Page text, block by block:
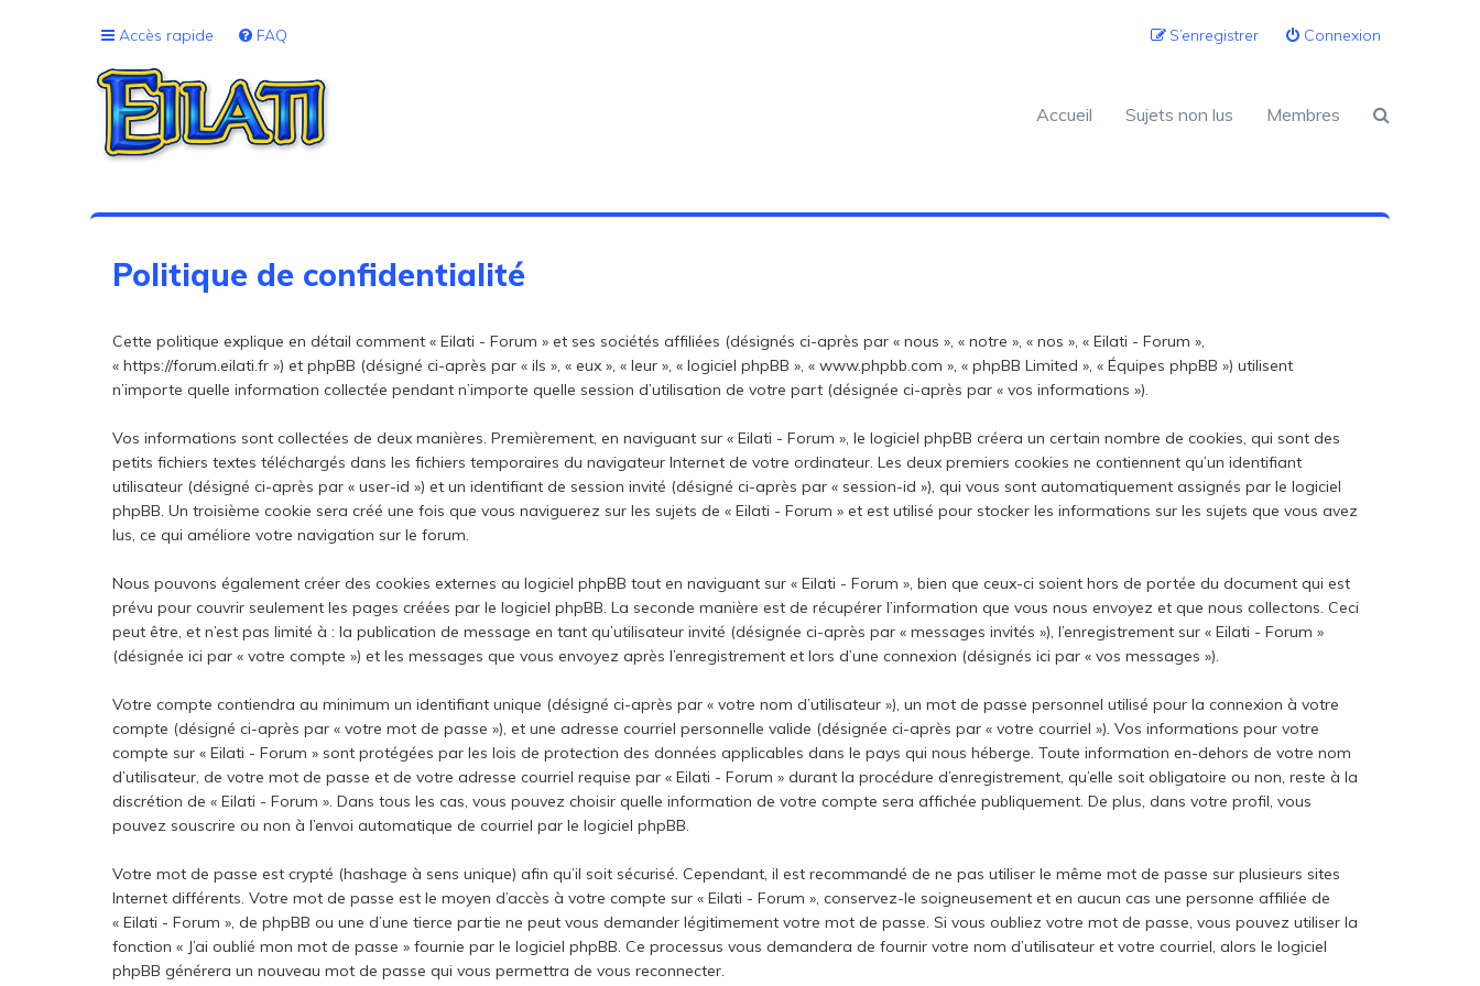
Accès rapide FAQ Connexion
S’enregistrer
Accueil Sujets non lus Membres
Politique de confidentialité
Cette politique explique en détail comment « Eilati - Forum » et ses sociétés affiliées (désignés ci-après par « nous », « notre », « nos », « Eilati - Forum »,
« https://forum.eilati.fr ») et phpBB (désigné ci-après par « ils », « eux », « leur », « logiciel phpBB », « www.phpbb.com », « phpBB Limited », « Équipes phpBB ») utilisent
n’importe quelle information collectée pendant n’importe quelle session d’utilisation de votre part (désignée ci-après par « vos informations »).
Vos informations sont collectées de deux manières. Premièrement, en naviguant sur « Eilati - Forum », le logiciel phpBB créera un certain nombre de cookies, qui sont des
petits fichiers textes téléchargés dans les fichiers temporaires du navigateur Internet de votre ordinateur. Les deux premiers cookies ne contiennent qu’un identifiant
utilisateur (désigné ci-après par « user-id ») et un identifiant de session invité (désigné ci-après par « session-id »), qui vous sont automatiquement assignés par le logiciel
phpBB. Un troisième cookie sera créé une fois que vous naviguerez sur les sujets de « Eilati - Forum » et est utilisé pour stocker les informations sur les sujets que vous avez
lus, ce qui améliore votre navigation sur le forum.
Nous pouvons également créer des cookies externes au logiciel phpBB tout en naviguant sur « Eilati - Forum », bien que ceux-ci soient hors de portée du document qui est
prévu pour couvrir seulement les pages créées par le logiciel phpBB. La seconde manière est de récupérer l’information que vous nous envoyez et que nous collectons. Ceci
peut être, et n’est pas limité à : la publication de message en tant qu’utilisateur invité (désignée ci-après par « messages invités »), l’enregistrement sur « Eilati - Forum »
(désignée ici par « votre compte ») et les messages que vous envoyez après l’enregistrement et lors d’une connexion (désignés ici par « vos messages »).
Votre compte contiendra au minimum un identifiant unique (désigné ci-après par « votre nom d’utilisateur »), un mot de passe personnel utilisé pour la connexion à votre
compte (désigné ci-après par « votre mot de passe »), et une adresse courriel personnelle valide (désignée ci-après par « votre courriel »). Vos informations pour votre
compte sur « Eilati - Forum » sont protégées par les lois de protection des données applicables dans le pays qui nous héberge. Toute information en-dehors de votre nom
d’utilisateur, de votre mot de passe et de votre adresse courriel requise par « Eilati - Forum » durant la procédure d’enregistrement, qu’elle soit obligatoire ou non, reste à la
discrétion de « Eilati - Forum ». Dans tous les cas, vous pouvez choisir quelle information de votre compte sera affichée publiquement. De plus, dans votre profil, vous
pouvez souscrire ou non à l’envoi automatique de courriel par le logiciel phpBB.
Votre mot de passe est crypté (hashage à sens unique) afin qu’il soit sécurisé. Cependant, il est recommandé de ne pas utiliser le même mot de passe sur plusieurs sites
Internet différents. Votre mot de passe est le moyen d’accès à votre compte sur « Eilati - Forum », conservez-le soigneusement et en aucun cas une personne affiliée de
« Eilati - Forum », de phpBB ou une d’une tierce partie ne peut vous demander légitimement votre mot de passe. Si vous oubliez votre mot de passe, vous pouvez utiliser la
fonction « J’ai oublié mon mot de passe » fournie par le logiciel phpBB. Ce processus vous demandera de fournir votre nom d’utilisateur et votre courriel, alors le logiciel
phpBB générera un nouveau mot de passe qui vous permettra de vous reconnecter.